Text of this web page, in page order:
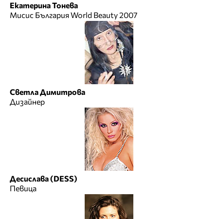
Екатерина Тонева
Мисис България World Beauty 2007
Светла Димитрова
Дизайнер
Десислава (DESS)
Певица